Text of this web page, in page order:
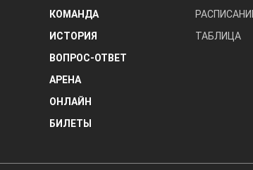
КОМАНДА
ИСТОРИЯ
ВОПРОС-ОТВЕТ
АРЕНА
ОНЛАЙН
БИЛЕТЫ
ТАБЛИЦА